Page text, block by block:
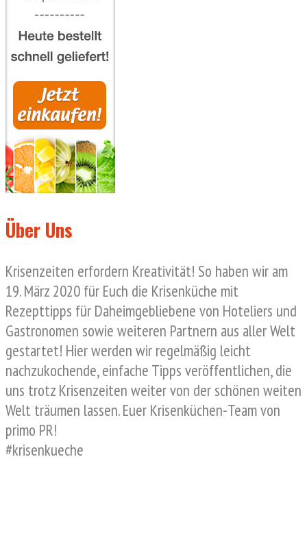
Über Uns
Krisenzeiten erfordern Kreativität! So haben wir am
19. März 2020 für Euch die Krisenküche mit
Rezepttipps für Daheimgebliebene von Hoteliers und
Gastronomen sowie weiteren Partnern aus aller Welt
gestartet! Hier werden wir regelmäßig leicht
nachzukochende, einfache Tipps veröffentlichen, die
uns trotz Krisenzeiten weiter von der schönen weiten
Welt träumen lassen. Euer Krisenküchen-Team von
primo PR!
#krisenkueche